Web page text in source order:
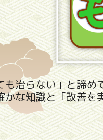
治らない」と諦
な知識と「改善を